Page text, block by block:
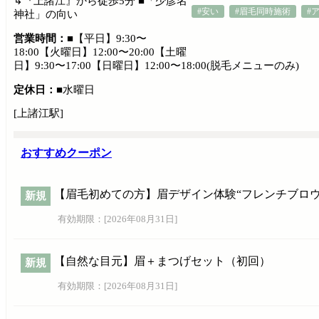
#安い #眉毛同時施術 #
神社」の向い
営業時間： ■【平日】9:30〜
18:00【火曜日】12:00〜20:00【土曜
日】9:30〜17:00【日曜日】12:00〜18:00(脱毛メニューのみ)
定休日： ■水曜日
[上諸江駅]
おすすめクーポン
新規 【眉毛初めての方】眉デザイン体験“フレンチブロ
有効期限：[2026年08月31日 ]
新規 【自然な目元】眉＋まつげセット（初回）
有効期限：[2026年08月31日 ]